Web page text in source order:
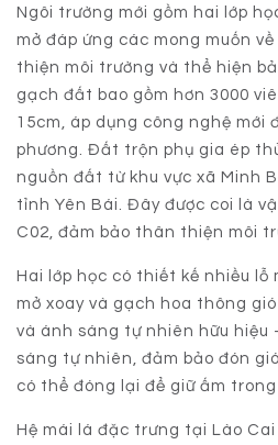
Ngôi trường mới gồm hai lớp
mở đáp ứng các mong muốn
thiện môi trường và thể hiện
gạch đất bao gồm hơn 3000
15cm, áp dụng công nghệ mới
phương. Đất trộn phụ gia ép
nguồn đất từ khu vực xã Minh
tỉnh Yên Bái. Đây được coi là
C02, đảm bảo thân thiện môi
Hai lớp học có thiết kế nhiều lỗ
mở xoay và gạch hoa thông
và ánh sáng tự nhiên hữu hiệu
sáng tự nhiên, đảm bảo đón
có thể đóng lại để giữ ấm
Hệ mái lá đặc trưng tại Lào